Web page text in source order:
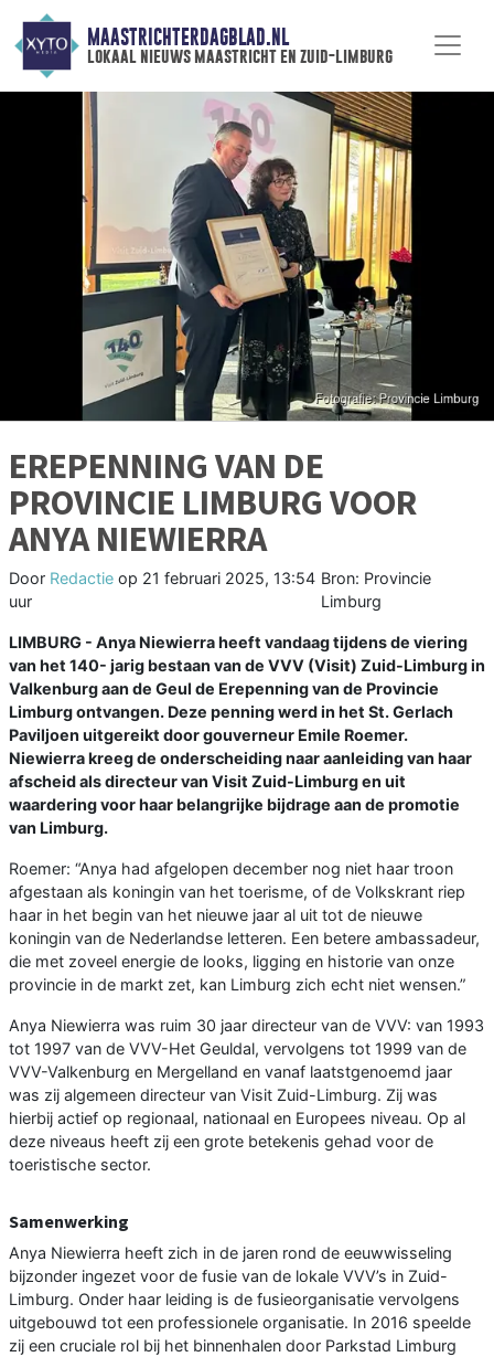
MAASTRICHTERDAGBLAD.NL
lokaal nieuws maastricht en zuid-limburg
EREPENNING VAN DE
PROVINCIE LIMBURG VOOR
ANYA NIEWIERRA
Door Redactie op 21 februari 2025, 13:54
uur
Bron: Provincie
Limburg
LIMBURG - Anya Niewierra heeft vandaag tijdens de viering
van het 140- jarig bestaan van de VVV (Visit) Zuid-Limburg in
Valkenburg aan de Geul de Erepenning van de Provincie
Limburg ontvangen. Deze penning werd in het St. Gerlach
Paviljoen uitgereikt door gouverneur Emile Roemer.
Niewierra kreeg de onderscheiding naar aanleiding van haar
afscheid als directeur van Visit Zuid-Limburg en uit
waardering voor haar belangrijke bijdrage aan de promotie
van Limburg.
Roemer: “Anya had afgelopen december nog niet haar troon
afgestaan als koningin van het toerisme, of de Volkskrant riep
haar in het begin van het nieuwe jaar al uit tot de nieuwe
koningin van de Nederlandse letteren. Een betere ambassadeur,
die met zoveel energie de looks, ligging en historie van onze
provincie in de markt zet, kan Limburg zich echt niet wensen.”
Anya Niewierra was ruim 30 jaar directeur van de VVV: van 1993
tot 1997 van de VVV-Het Geuldal, vervolgens tot 1999 van de
VVV-Valkenburg en Mergelland en vanaf laatstgenoemd jaar
was zij algemeen directeur van Visit Zuid-Limburg. Zij was
hierbij actief op regionaal, nationaal en Europees niveau. Op al
deze niveaus heeft zij een grote betekenis gehad voor de
toeristische sector.
Samenwerking
Anya Niewierra heeft zich in de jaren rond de eeuwwisseling
bijzonder ingezet voor de fusie van de lokale VVV’s in Zuid-
Limburg. Onder haar leiding is de fusieorganisatie vervolgens
uitgebouwd tot een professionele organisatie. In 2016 speelde
zij een cruciale rol bij het binnenhalen door Parkstad Limburg